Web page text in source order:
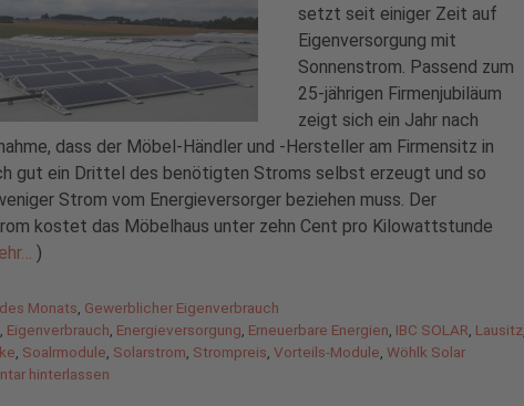
setzt seit einiger Zeit auf
Eigenversorgung mit
Sonnenstrom. Passend zum
25-jährigen Firmenjubiläum
zeigt sich ein Jahr nach
dass der Möbel-Händler und -Hersteller am Firmensitz in
gut ein Drittel des benötigten Stroms selbst erzeugt und so
Strom vom Energieversorger beziehen muss. Der
kostet das Möbelhaus unter zehn Cent pro Kilowattstunde
)
Monats Gewerblicher Eigenverbrauch
Eigenverbrauch Energieversorgung Erneuerbare Energien IBC SOLAR Lausitz
Soalrmodule Solarstrom Strompreis Vorteils-Module Wöhlk Solar
hinterlassen